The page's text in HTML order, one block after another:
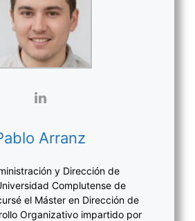
Arranz
y Dirección de
Complutense de
el Máster en Dirección de
Organizativo impartido por